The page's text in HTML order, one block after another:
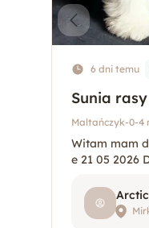
6 dni temu
Sunia
Maltańczyk-0-4
Witam mam
e 21 05 2026